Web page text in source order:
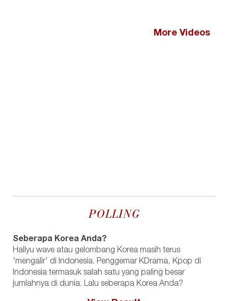
More Videos
POLLING
Seberapa Korea Anda?
Hallyu wave atau gelombang Korea masih terus
'mengalir' di Indonesia. Penggemar KDrama, Kpop di
Indonesia termasuk salah satu yang paling besar
jumlahnya di dunia. Lalu seberapa Korea Anda?